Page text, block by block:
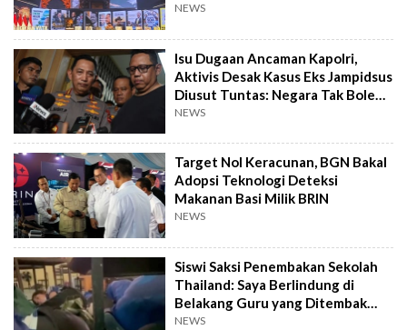
NEWS
Isu Dugaan Ancaman Kapolri,
Aktivis Desak Kasus Eks Jampidsus
Diusut Tuntas: Negara Tak Boleh
Kalah
NEWS
Target Nol Keracunan, BGN Bakal
Adopsi Teknologi Deteksi
Makanan Basi Milik BRIN
NEWS
Siswi Saksi Penembakan Sekolah
Thailand: Saya Berlindung di
Belakang Guru yang Ditembak
Mati
NEWS